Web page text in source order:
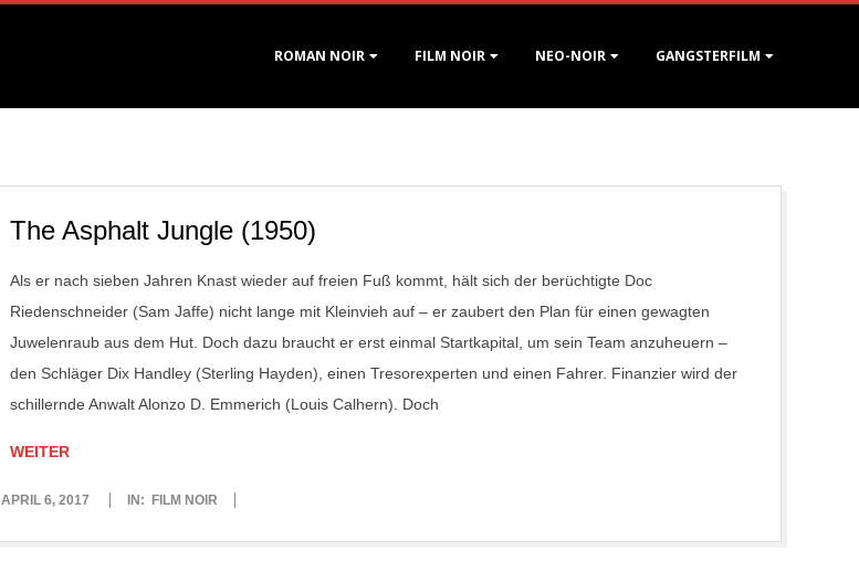
ROMAN NOIR FILM NOIR NEO-NOIR GANGSTERFILM
The Asphalt Jungle (1950)
Als er nach sieben Jahren Knast wieder auf freien Fuß kommt, hält sich der berüchtigte Doc
Riedenschneider (Sam Jaffe) nicht lange mit Kleinvieh auf – er zaubert den Plan für einen gewagten
Juwelenraub aus dem Hut. Doch dazu braucht er erst einmal Startkapital, um sein Team anzuheuern –
den Schläger Dix Handley (Sterling Hayden), einen Tresorexperten und einen Fahrer. Finanzier wird der
schillernde Anwalt Alonzo D. Emmerich (Louis Calhern). Doch
WEITER
APRIL 6, 2017 IN: FILM NOIR